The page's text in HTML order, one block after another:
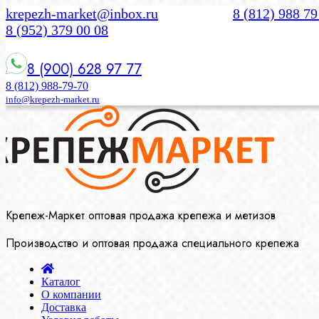
krepezh-market@inbox.ru
8 (812) 988
8 (952) 379 00 08
8 (900) 628 97 77
8 (812) 988-79-70
info@krepezh-market.ru
Крепеж-Маркет оптовая продажа крепежа и метизов
Производство и оптовая продажа специального крепежа
Каталог
О компании
Доставка